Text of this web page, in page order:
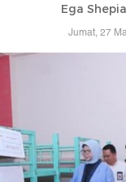
Ega
Jumat, 27